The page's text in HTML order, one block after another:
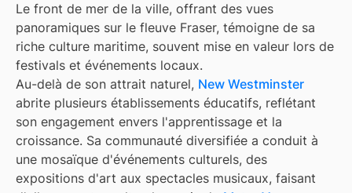
Le front de mer de la ville, offrant des vues
panoramiques sur le fleuve Fraser, témoigne de sa
riche culture maritime, souvent mise en valeur lors de
festivals et événements locaux.
Au-delà de son attrait naturel, New Westminster
abrite plusieurs établissements éducatifs, reflétant
son engagement envers l'apprentissage et la
croissance. Sa communauté diversifiée a conduit à
une mosaïque d'événements culturels, des
expositions d'art aux spectacles musicaux, faisant